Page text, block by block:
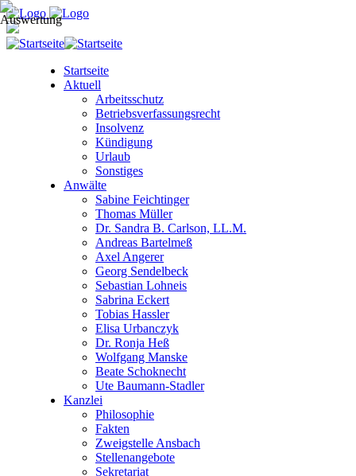
Startseite
Aktuell
Arbeitsschutz
Betriebsverfassungsrecht
Insolvenz
Kündigung
Urlaub
Sonstiges
Anwälte
Sabine Feichtinger
Thomas Müller
Dr. Sandra B. Carlson, LL.M.
Andreas Bartelmeß
Axel Angerer
Georg Sendelbeck
Sebastian Lohneis
Sabrina Eckert
Tobias Hassler
Elisa Urbanczyk
Dr. Ronja Heß
Wolfgang Manske
Beate Schoknecht
Ute Baumann-Stadler
Kanzlei
Philosophie
Fakten
Zweigstelle Ansbach
Stellenangebote
Sekretariat